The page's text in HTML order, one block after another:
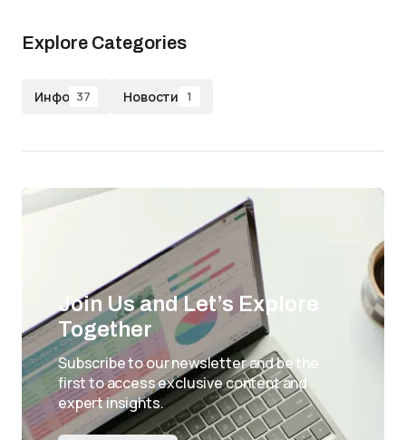
Explore Categories
Инфо 37 Новости 1
Join Us and Let’s Explore
Together
Subscribe to our newsletter and be the
first to access exclusive content and
expert insights.